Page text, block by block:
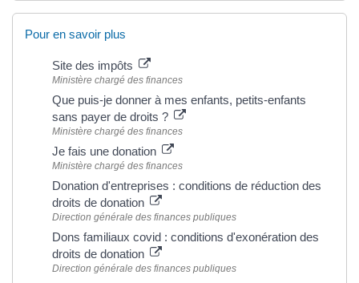
Pour en savoir plus
Site des impôts
Ministère chargé des finances
Que puis-je donner à mes enfants, petits-enfants
sans payer de droits ?
Ministère chargé des finances
Je fais une donation
Ministère chargé des finances
Donation d'entreprises : conditions de réduction des
droits de donation
Direction générale des finances publiques
Dons familiaux covid : conditions d'exonération des
droits de donation
Direction générale des finances publiques